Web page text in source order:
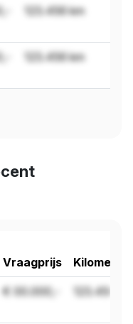
123.456 km
123.456 km
Vraagprijs
€ 00.000,- 123.456 km